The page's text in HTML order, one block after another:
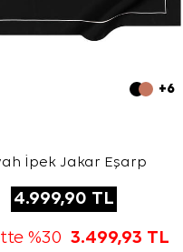
+6
İpek Jakar Eşarp
4.999,90 TL
%30 3.499,93 TL